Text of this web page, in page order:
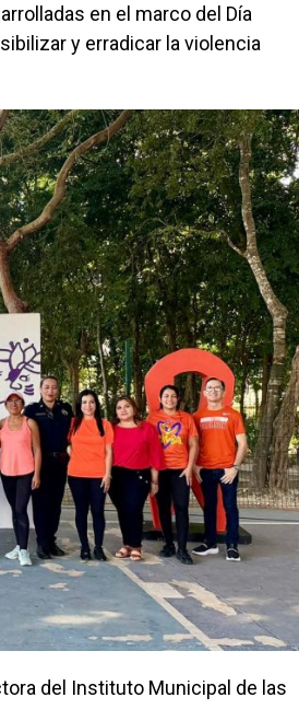
en el marco del Día
y erradicar la violencia
del Instituto Municipal de las